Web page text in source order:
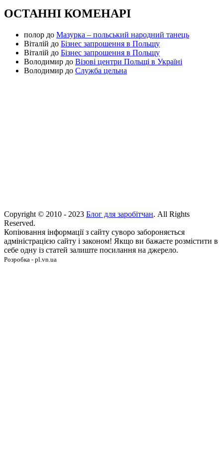
ОСТАННІ КОМЕНАРІ
полор до Мазурка – польський народний танець
Віталій до Бізнес запрошення в Польщу
Віталій до Бізнес запрошення в Польщу
Володимир до Візові центри Польщі в Україні
Володимир до Служба цельна
Copyright © 2010 - 2023 Блог для заробітчан. All Rights
Reserved.
Копіювання інформації з сайту суворо забороняється
адміністрацією сайту і законом! Якщо ви бажаєте розмістити в
себе одну із статей залиште посилання на джерело.
Розробка - pl.vn.ua